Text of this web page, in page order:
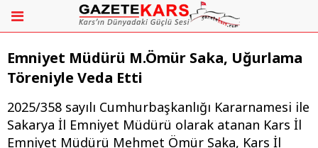
Emniyet Müdürü M.Ömür Saka, Uğurlama
Töreniyle Veda Etti
2025/358 sayılı Cumhurbaşkanlığı Kararnamesi ile
Sakarya İl Emniyet Müdürü olarak atanan Kars İl
Emniyet Müdürü Mehmet Ömür Saka, Kars İl